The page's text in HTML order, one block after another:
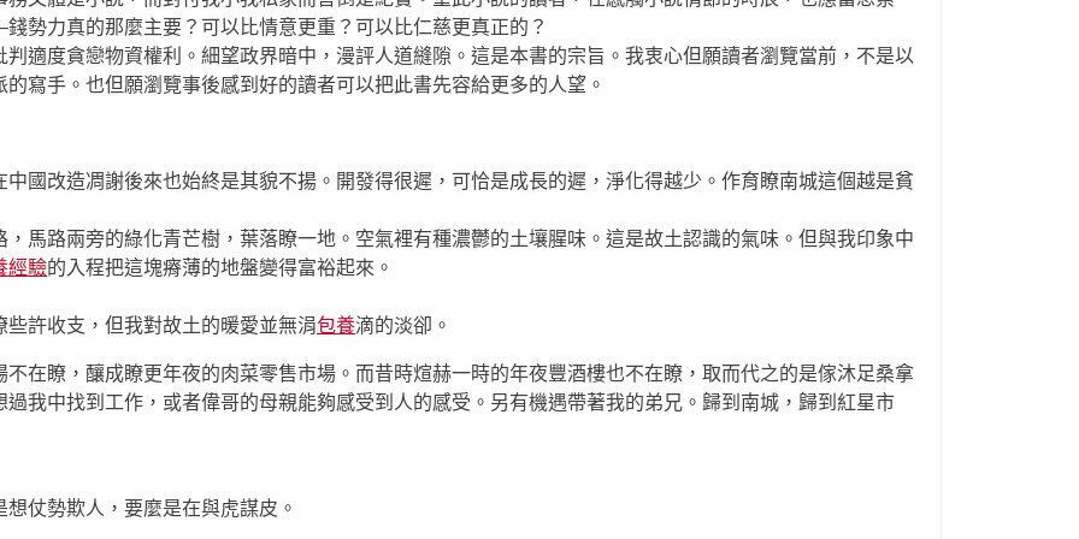
勢力真的那麼主要？可以比情意更重？可以比仁慈更真正的？
度貪戀物資權利。細望政界暗中，漫評人道縫隙。這是本書的宗旨。我衷心但願讀者瀏覽當前，不是以
寫手。也但願瀏覽事後感到好的讀者可以把此書先容給更多的人望。
改造凋謝後來也始終是其貌不揚。開發得很遲，可恰是成長的遲，淨化得越少。作育瞭南城這個越是貧
路兩旁的綠化青芒樹，葉落瞭一地。空氣裡有種濃鬱的土壤腥味。這是故土認識的氣味。但與我印象中
經驗的入程把這塊瘠薄的地盤變得富裕起來。
收支，但我對故土的暖愛並無涓包養滴的淡卻。
瞭，釀成瞭更年夜的肉菜零售市場。而昔時煊赫一時的年夜豐酒樓也不在瞭，取而代之的是傢沐足桑拿
我中找到工作，或者偉哥的母親能夠感受到人的感受。另有機遇帶著我的弟兄。歸到南城，歸到紅星市
勢欺人，要麼是在與虎謀皮。